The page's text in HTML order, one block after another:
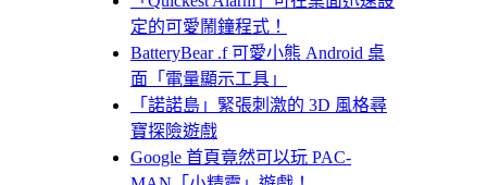
定的可愛鬧鐘程式！
BatteryBear .f 可愛小熊 Android 桌
面「電量顯示工具」
「諾諾島」緊張刺激的 3D 風格尋
寶探險遊戲
Google 首頁竟然可以玩 PAC-